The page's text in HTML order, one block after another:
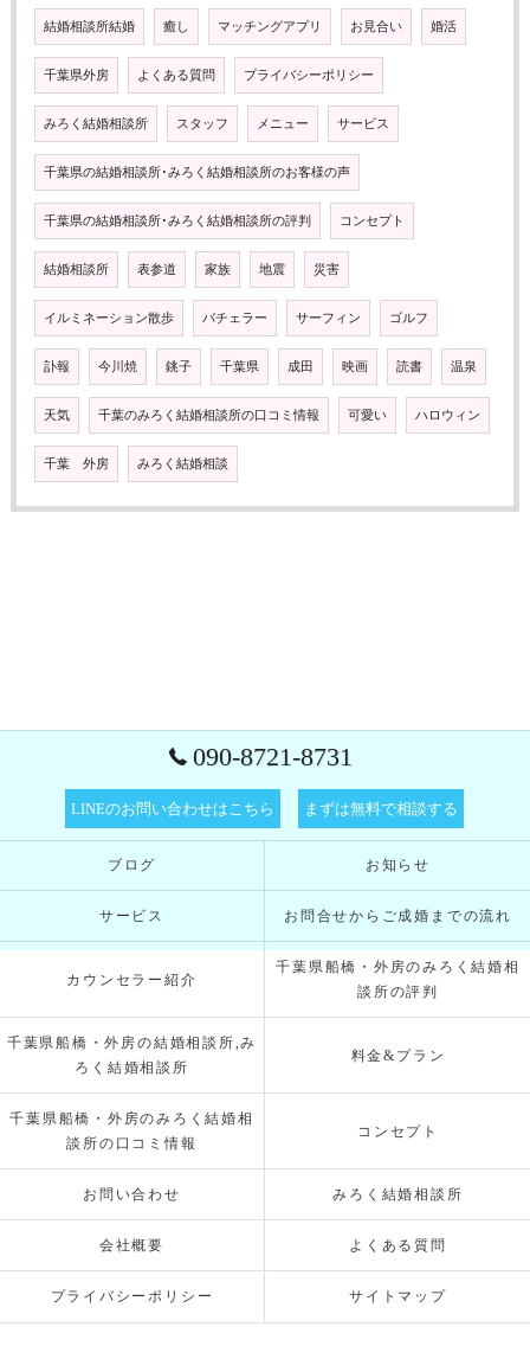
結婚相談所結婚 癒し マッチングアプリ お見合い 婚活
千葉県外房 よくある質問 プライバシーポリシー
みろく結婚相談所 スタッフ メニュー サービス
千葉県の結婚相談所･みろく結婚相談所のお客様の声
千葉県の結婚相談所･みろく結婚相談所の評判 コンセプト
結婚相談所 表参道 家族 地震 災害
イルミネーション散歩 バチェラー サーフィン ゴルフ
訃報 今川焼 銚子 千葉県 成田 映画 読書 温泉
天気 千葉のみろく結婚相談所の口コミ情報 可愛い ハロウィン
千葉 外房 みろく結婚相談
090-8721-8731
LINEのお問い合わせはこちら まずは無料で相談する
ブログ お知らせ
サービス お問合せからご成婚までの流れ
カウンセラー紹介
千葉県船橋・外房のみろく結婚相
談所の評判
千葉県船橋・外房の結婚相談所,み
ろく結婚相談所
料金&プラン
千葉県船橋・外房のみろく結婚相
談所の口コミ情報
コンセプト
お問い合わせ みろく結婚相談所
会社概要 よくある質問
プライバシーポリシー サイトマップ